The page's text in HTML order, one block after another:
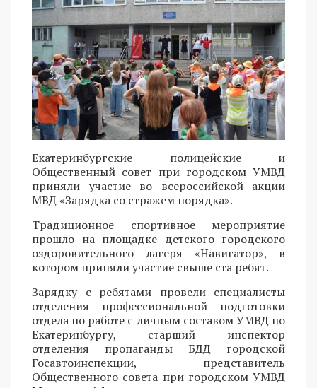
Екатеринбургские полицейские и
Общественный совет при городском УМВД
приняли участие во всероссийской акции
МВД «Зарядка со стражем порядка».
Традиционное спортивное мероприятие
прошло на площадке детского городского
оздоровительного лагеря «Навигатор», в
котором приняли участие свыше ста ребят.
Зарядку с ребятами провели специалисты
отделения профессиональной подготовки
отдела по работе с личным составом УМВД по
Екатеринбургу, старший инспектор
отделения пропаганды БДД городской
Госавтоинспекции, представитель
Общественного совета при городском УМВД